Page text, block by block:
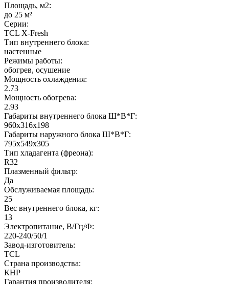
Площадь, м2:
до 25 м²
Серии:
TCL X-Fresh
Тип внутреннего блока:
настенные
Режимы работы:
обогрев, осушение
Мощность охлаждения:
2.73
Мощность обогрева:
2.93
Габариты внутреннего блока Ш*В*Г:
960х316х198
Габариты наружного блока Ш*В*Г:
795х549х305
Тип хладагента (фреона):
R32
Плазменный фильтр:
Да
Обслуживаемая площадь:
25
Вес внутреннего блока, кг:
13
Электропитание, В/Гц/Ф:
220-240/50/1
Завод-изготовитель:
TCL
Страна производства:
КНР
Гарантия производителя: